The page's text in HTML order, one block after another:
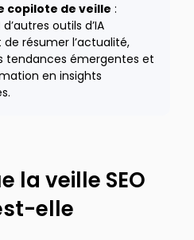
copilote de veille :
outils d’IA
résumer l’actualité,
tendances émergentes et
en insights
la veille SEO
elle